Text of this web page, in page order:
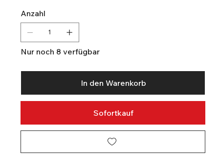
Anzahl
Nur noch 8 verfügbar
In den Warenkorb
Sofortkauf